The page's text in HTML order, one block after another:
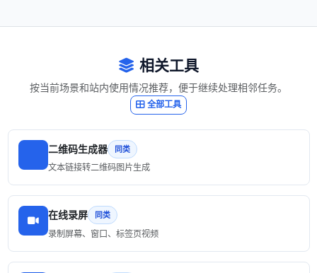
相关工具
按当前场景和站内使用情况推荐，便于继续处理相邻任务。
全部工具
二维码生成器 同类
文本链接转二维码图片生成
在线录屏 同类
录制屏幕、窗口、标签页视频